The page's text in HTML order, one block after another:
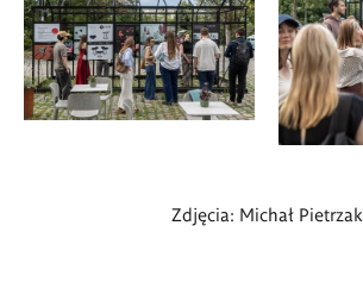
Zdjęcia: Michał Pietrzak